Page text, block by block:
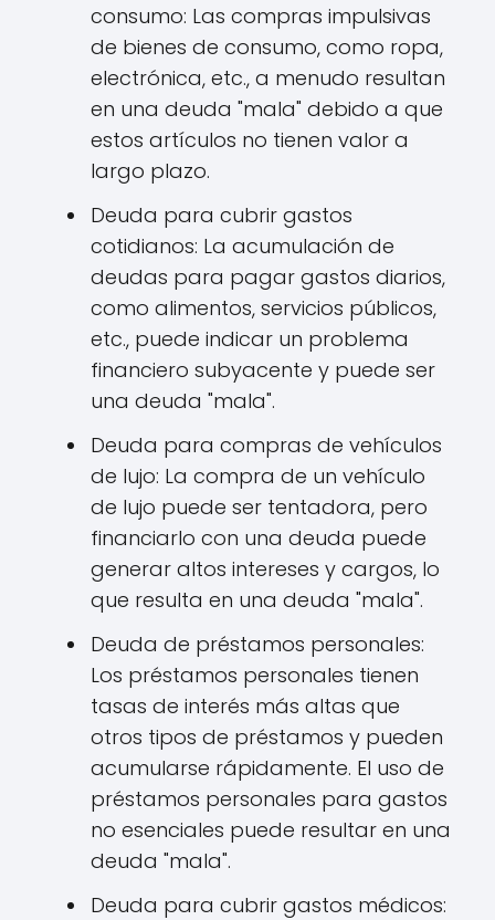
consumo: Las compras impulsivas
de bienes de consumo, como ropa,
electrónica, etc., a menudo resultan
en una deuda "mala" debido a que
estos artículos no tienen valor a
largo plazo.
Deuda para cubrir gastos
cotidianos: La acumulación de
deudas para pagar gastos diarios,
como alimentos, servicios públicos,
etc., puede indicar un problema
financiero subyacente y puede ser
una deuda "mala".
Deuda para compras de vehículos
de lujo: La compra de un vehículo
de lujo puede ser tentadora, pero
financiarlo con una deuda puede
generar altos intereses y cargos, lo
que resulta en una deuda "mala".
Deuda de préstamos personales:
Los préstamos personales tienen
tasas de interés más altas que
otros tipos de préstamos y pueden
acumularse rápidamente. El uso de
préstamos personales para gastos
no esenciales puede resultar en una
deuda "mala".
Deuda para cubrir gastos médicos: